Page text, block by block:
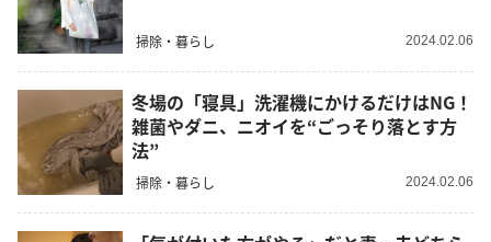
掃除・暮らし 2024.02.06
冬場の「寝具」洗濯機にかけるだけはNG！
雑菌やダニ、ニオイを“ごっそり落とす方
法”
掃除・暮らし 2024.02.06